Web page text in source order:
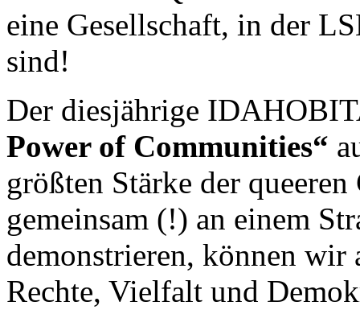
eine Gesellschaft, in der
sind!
Der diesjährige
Power of Communities“
größten Stärke der
gemeinsam (!) an einem
demonstrieren, können
Rechte, Vielfalt und